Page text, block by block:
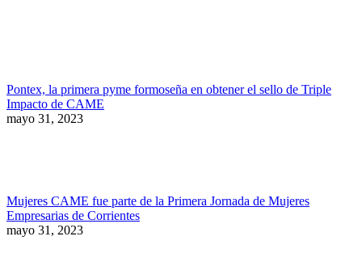
Pontex, la primera pyme formoseña en obtener el sello de Triple
Impacto de CAME
mayo 31, 2023
Mujeres CAME fue parte de la Primera Jornada de Mujeres
Empresarias de Corrientes
mayo 31, 2023